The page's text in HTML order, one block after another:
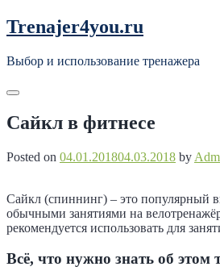
Skip
to
Trenajer4you.ru
Выбор и использование тренажера
Сайкл в фитнесе
Posted on 04.01.201804.03.2018 by
Сайкл (спиннинг) – это популярный
обычными занятиями на
рекомендуется использовать для
Всё, что нужно знать об этом